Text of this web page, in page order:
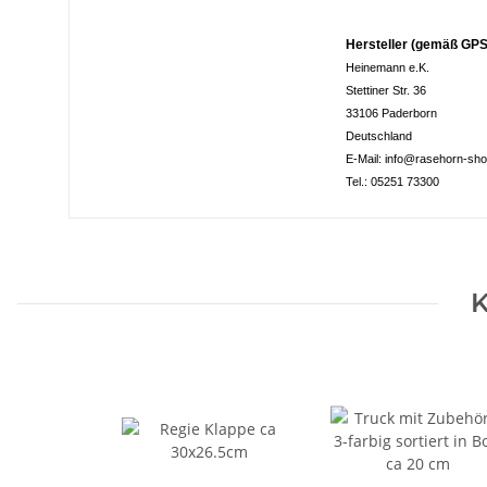
Hersteller (gemäß
Heinemann e.K.
Stettiner Str. 36
33106 Paderborn
Deutschland
E-Mail: info@rasehorn-
Tel.: 05251 73300